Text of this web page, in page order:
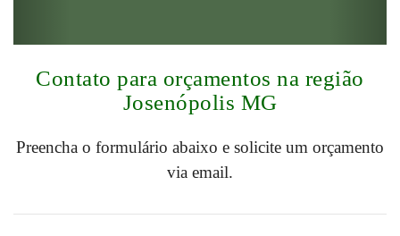
Contato para orçamentos na região
Josenópolis MG
Preencha o formulário abaixo e solicite um orçamento
via email.